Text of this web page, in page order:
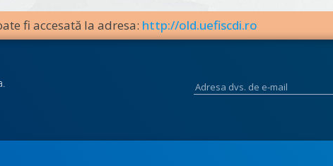
fi accesată la adresa: http://old.uefiscdi.ro